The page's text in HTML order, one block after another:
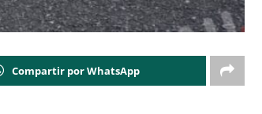
Compartir por WhatsApp